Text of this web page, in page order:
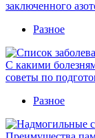
заключенного
Разное
С какими
советы по
Разное